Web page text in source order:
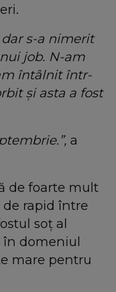
s-a nimerit
job. N-am
întâlnit într-
și asta a fost
a
de foarte mult
rapid între
soț al
în domeniul
mare pentru